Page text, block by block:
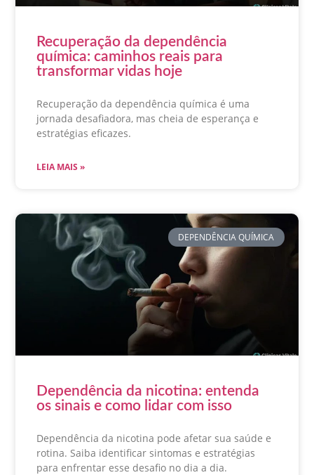
Recuperação da dependência
química: caminhos reais para
transformar vidas hoje
Recuperação da dependência química é uma
jornada desafiadora, mas cheia de esperança e
estratégias eficazes.
LEIA MAIS »
DEPENDÊNCIA QUÍMICA
Dependência da nicotina: entenda
os sinais e como lidar com isso
Dependência da nicotina pode afetar sua saúde e
rotina. Saiba identificar sintomas e estratégias
para enfrentar esse desafio no dia a dia.